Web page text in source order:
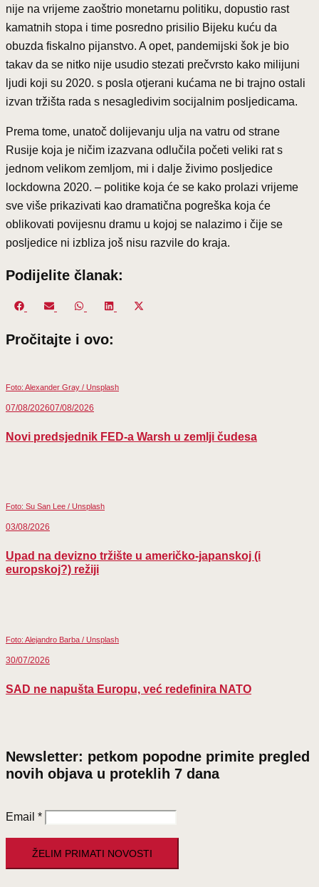
nije na vrijeme zaoštrio monetarnu politiku, dopustio rast
kamatnih stopa i time posredno prisilio Bijeku kuću da
obuzda fiskalno pijanstvo. A opet, pandemijski šok je bio
takav da se nitko nije usudio stezati prečvrsto kako milijuni
ljudi koji su 2020. s posla otjerani kućama ne bi trajno ostali
izvan tržišta rada s nesagledivim socijalnim posljedicama.
Prema tome, unatoč dolijevanju ulja na vatru od strane
Rusije koja je ničim izazvana odlučila početi veliki rat s
jednom velikom zemljom, mi i dalje živimo posljedice
lockdowna 2020. – politike koja će se kako prolazi vrijeme
sve više prikazivati kao dramatična pogreška koja će
oblikovati povijesnu dramu u kojoj se nalazimo i čije se
posljedice ni izbliza još nisu razvile do kraja.
Podijelite članak:
Share
Facebook
Share
Email
Share
WhatsApp
Share
Pročitajte i ovo:
Foto: Alexander Gray / Unsplash
07/08/202607/08/2026
Novi predsjednik FED-a Warsh u zemlji čudesa
Foto: Su San Lee / Unsplash
03/08/2026
Upad na devizno tržište u američko-japanskoj (i
europskoj?) režiji
Foto: Alejandro Barba / Unsplash
30/07/2026
SAD ne napušta Europu, već redefinira NATO
Newsletter: petkom popodne primite pregled
novih objava u proteklih 7 dana
Email *